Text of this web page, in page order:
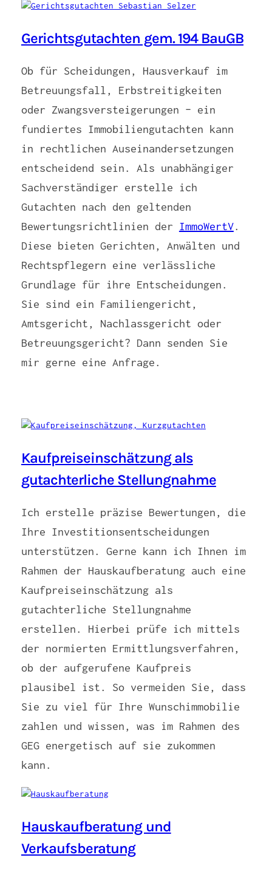
Gerichtsgutachten gem. 194 BauGB
Ob für Scheidungen, Hausverkauf im
Betreuungsfall, Erbstreitigkeiten
oder Zwangsversteigerungen – ein
fundiertes Immobiliengutachten kann
in rechtlichen Auseinandersetzungen
entscheidend sein. Als unabhängiger
Sachverständiger erstelle ich
Gutachten nach den geltenden
Bewertungsrichtlinien der ImmoWertV.
Diese bieten Gerichten, Anwälten und
Rechtspflegern eine verlässliche
Grundlage für ihre Entscheidungen.
Sie sind ein Familiengericht,
Amtsgericht, Nachlassgericht oder
Betreuungsgericht? Dann senden Sie
mir gerne eine Anfrage.
Kaufpreiseinschätzung als
gutachterliche Stellungnahme
Ich erstelle präzise Bewertungen, die
Ihre Investitionsentscheidungen
unterstützen. Gerne kann ich Ihnen im
Rahmen der Hauskaufberatung auch eine
Kaufpreiseinschätzung als
gutachterliche Stellungnahme
erstellen. Hierbei prüfe ich mittels
der normierten Ermittlungsverfahren,
ob der aufgerufene Kaufpreis
plausibel ist. So vermeiden Sie, dass
Sie zu viel für Ihre Wunschimmobilie
zahlen und wissen, was im Rahmen des
GEG energetisch auf sie zukommen
kann.
Hauskaufberatung und
Verkaufsberatung